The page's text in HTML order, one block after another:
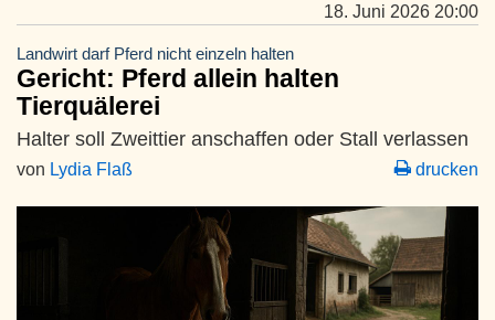
18. Juni 2026 20:00
Landwirt darf Pferd nicht einzeln halten
Gericht: Pferd allein halten
Tierquälerei
Halter soll Zweittier anschaffen oder Stall verlassen
von Lydia Flaß drucken